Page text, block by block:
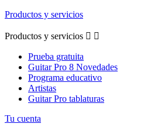
Productos y servicios
Productos y servicios  
Prueba gratuita
Guitar Pro 8 Novedades
Programa educativo
Artistas
Guitar Pro tablaturas
Tu cuenta